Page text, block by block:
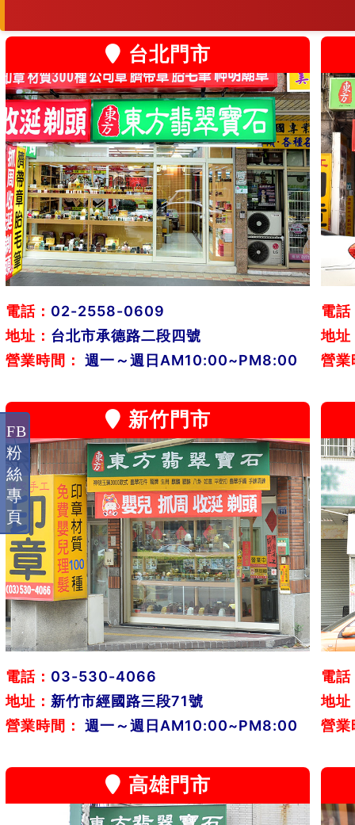
台北門市
電話： 02-2558-0609
地址： 台北市承德路二段四號
營業時間：
週一～週日AM10:00~PM8:00
電話
地址
營業
新竹門市
電話： 03-530-4066
地址： 新竹市經國路三段71號
營業時間：
週一～週日AM10:00~PM8:00
電話
地址
營業
高雄門市
FB
粉
絲
專
頁